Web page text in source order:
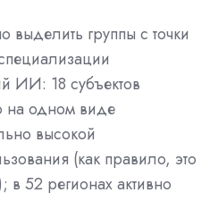
группы с точки
ИИ: 18 субъектов
на одном виде
высокой
(как правило, это
в 52 регионах активно